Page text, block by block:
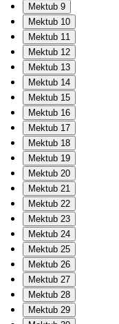
Mektub 9
Mektub 10
Mektub 11
Mektub 12
Mektub 13
Mektub 14
Mektub 15
Mektub 16
Mektub 17
Mektub 18
Mektub 19
Mektub 20
Mektub 21
Mektub 22
Mektub 23
Mektub 24
Mektub 25
Mektub 26
Mektub 27
Mektub 28
Mektub 29